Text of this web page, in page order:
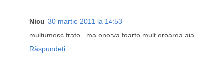
Nicu 30 martie 2011 la 14:53
multumesc frate...ma enerva foarte mult eroarea aia
Răspundeți